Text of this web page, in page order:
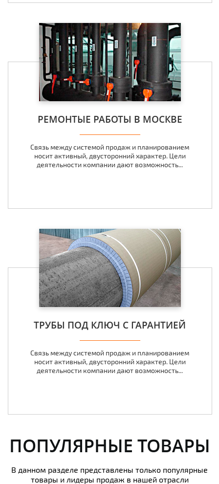
РЕМОНТЫЕ РАБОТЫ В МОСКВЕ
Связь между системой продаж и планированием
носит активный, двусторонний характер. Цели
деятельности компании дают возможность...
ТРУБЫ ПОД КЛЮЧ С ГАРАНТИЕЙ
Связь между системой продаж и планированием
носит активный, двусторонний характер. Цели
деятельности компании дают возможность...
ПОПУЛЯРНЫЕ ТОВАРЫ
В данном разделе представлены только популярные
товары и лидеры продаж в нашей отрасли